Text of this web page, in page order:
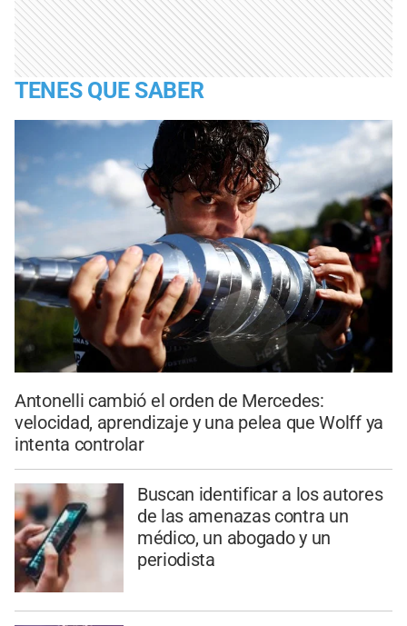
TENES QUE SABER
Antonelli cambió el orden de Mercedes:
velocidad, aprendizaje y una pelea que Wolff ya
intenta controlar
Buscan identificar a los autores
de las amenazas contra un
médico, un abogado y un
periodista